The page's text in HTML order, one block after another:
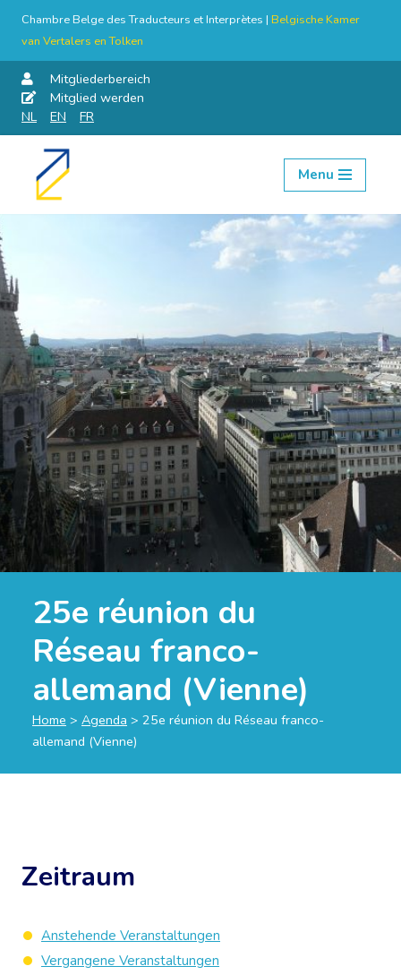
Chambre Belge des Traducteurs et Interprètes | Belgische Kamer
van Vertalers en Tolken
Mitgliederbereich
Mitglied werden
NL
EN FR
Skip
Menu
25e réunion du
Réseau franco-
allemand (Vienne)
Home > Agenda > 25e réunion du Réseau franco-
allemand (Vienne)
Zeitraum
Anstehende Veranstaltungen
Vergangene Veranstaltungen